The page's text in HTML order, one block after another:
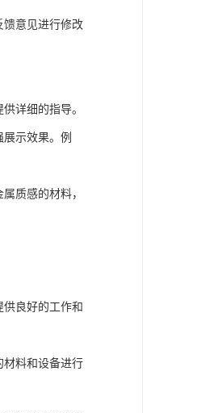
馈意见进行修改
详细的指导。
示效果。例
质感的材料，
良好的工作和
材料和设备进行